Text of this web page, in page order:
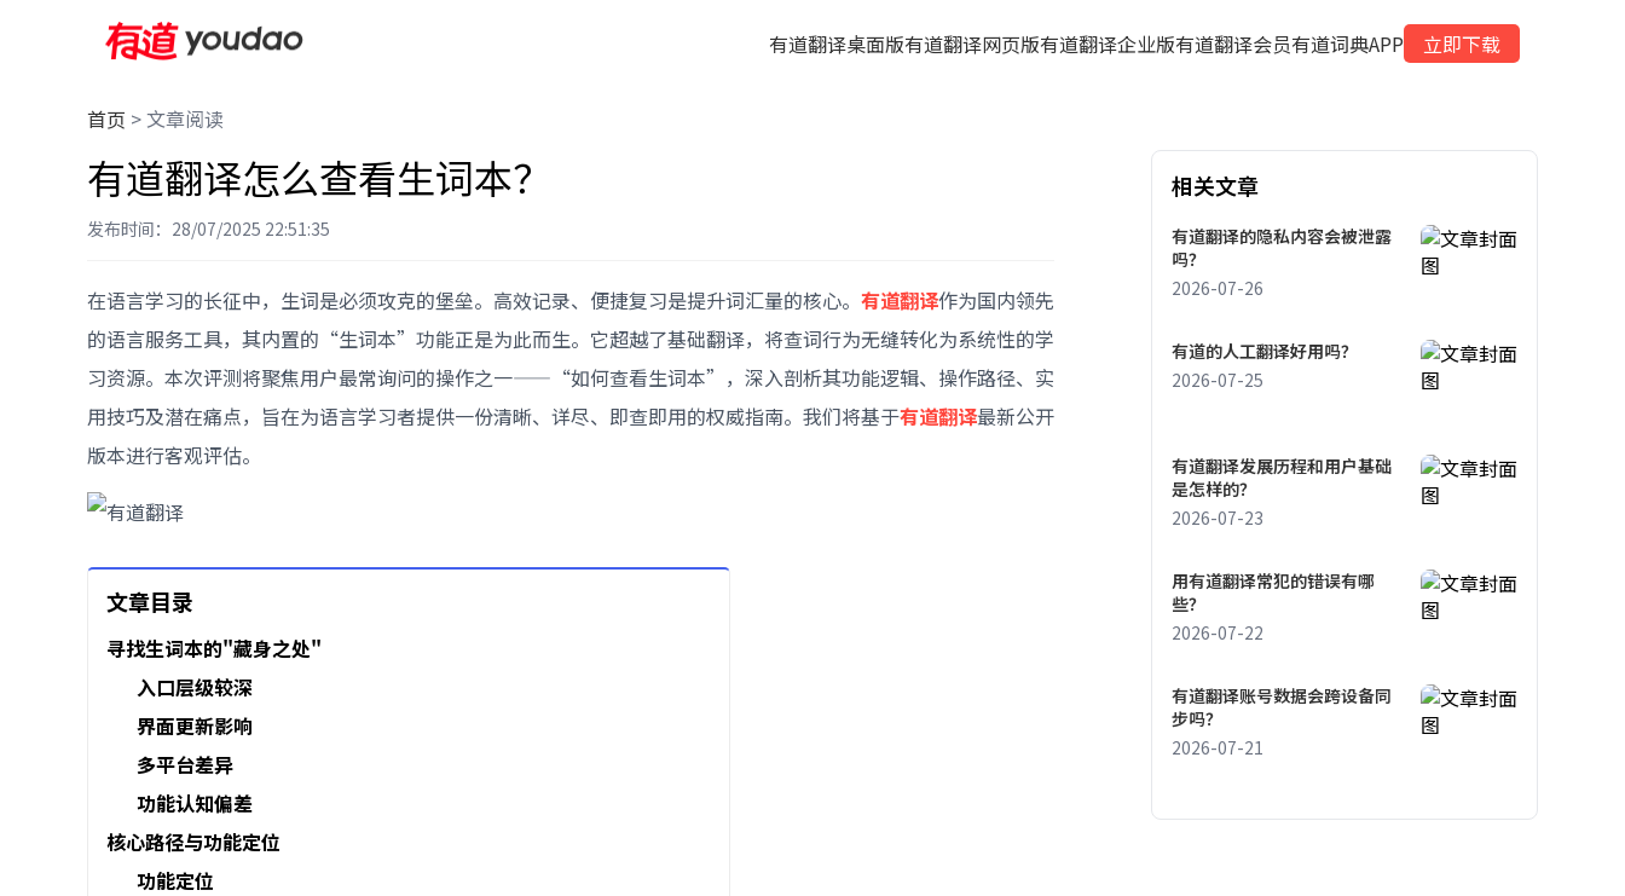
有道翻译桌面版有道翻译网页版有道翻译企业版有道翻译会员有道词典APP 立即下载
首页 >文章阅读
有道翻译怎么查看生词本？
发布时间：28/07/2025 22:51:35
在语言学习的长征中，生词是必须攻克的堡垒。高效记录、便捷复习是提升词汇量的核心。 有道翻译作为国内领先
的语言服务工具，其内置的“生词本”功能正是为此而生。它超越了基础翻译，将查词行为无缝转化为系统性的学
习资源。本次评测将聚焦用户最常询问的操作之一——“如何查看生词本”，深入剖析其功能逻辑、操作路径、实
用技巧及潜在痛点，旨在为语言学习者提供一份清晰、详尽、即查即用的权威指南。我们将基于有道翻译最新公开
版本进行客观评估。
文章目录
寻找生词本的"藏身之处"
入口层级较深
界面更新影响
多平台差异
功能认知偏差
核心路径与功能定位
功能定位
相关文章
有道翻译的隐私内容会被泄露
吗？
2026-07-26
有道的人工翻译好用吗？
2026-07-25
有道翻译发展历程和用户基础
是怎样的？
2026-07-23
用有道翻译常犯的错误有哪
些？
2026-07-22
有道翻译账号数据会跨设备同
步吗？
2026-07-21